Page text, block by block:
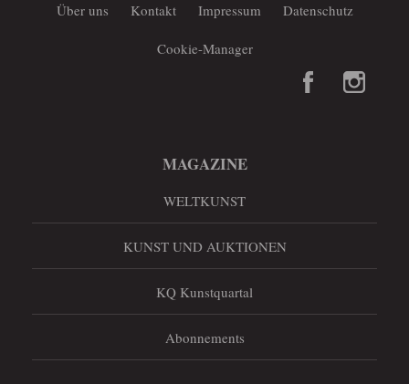
Über uns Kontakt Impressum Datenschutz
Cookie-Manager
MAGAZINE
WELTKUNST
KUNST UND AUKTIONEN
KQ Kunstquartal
Abonnements